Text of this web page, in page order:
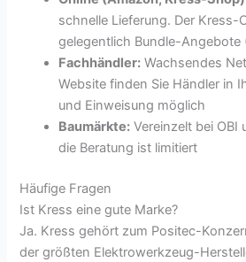
schnelle Lieferung. Der Kress-
gelegentlich Bundle-Angebote
Fachhändler: Wachsendes
Website finden Sie Händler in
und Einweisung möglich
Baumärkte: Vereinzelt bei
die Beratung ist limitiert
Häufige Fragen
Ist Kress eine gute Marke?
Ja. Kress gehört zum Positec-
der größten Elektrowerkzeug-